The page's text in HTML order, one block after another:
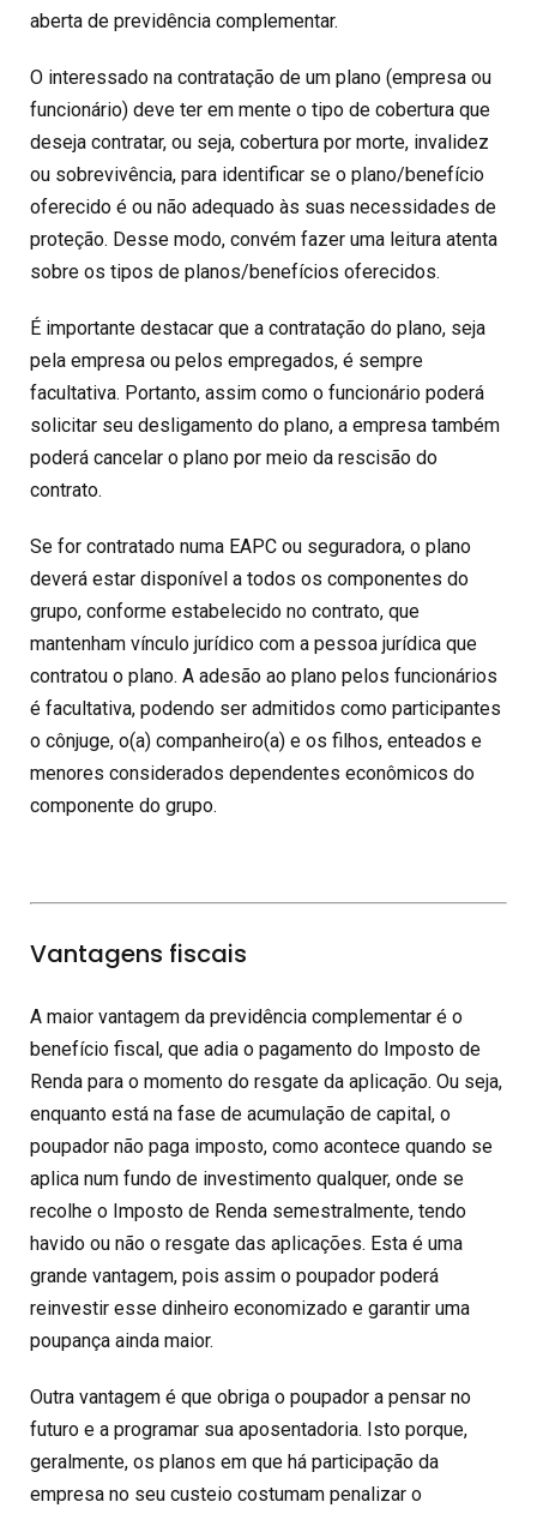
aberta de previdência complementar.
O interessado na contratação de um plano (empresa ou
funcionário) deve ter em mente o tipo de cobertura que
deseja contratar, ou seja, cobertura por morte, invalidez
ou sobrevivência, para identificar se o plano/benefício
oferecido é ou não adequado às suas necessidades de
proteção. Desse modo, convém fazer uma leitura atenta
sobre os tipos de planos/benefícios oferecidos.
É importante destacar que a contratação do plano, seja
pela empresa ou pelos empregados, é sempre
facultativa. Portanto, assim como o funcionário poderá
solicitar seu desligamento do plano, a empresa também
poderá cancelar o plano por meio da rescisão do
contrato.
Se for contratado numa EAPC ou seguradora, o plano
deverá estar disponível a todos os componentes do
grupo, conforme estabelecido no contrato, que
mantenham vínculo jurídico com a pessoa jurídica que
contratou o plano. A adesão ao plano pelos funcionários
é facultativa, podendo ser admitidos como participantes
o cônjuge, o(a) companheiro(a) e os filhos, enteados e
menores considerados dependentes econômicos do
componente do grupo.
Vantagens fiscais
A maior vantagem da previdência complementar é o
benefício fiscal, que adia o pagamento do Imposto de
Renda para o momento do resgate da aplicação. Ou seja,
enquanto está na fase de acumulação de capital, o
poupador não paga imposto, como acontece quando se
aplica num fundo de investimento qualquer, onde se
recolhe o Imposto de Renda semestralmente, tendo
havido ou não o resgate das aplicações. Esta é uma
grande vantagem, pois assim o poupador poderá
reinvestir esse dinheiro economizado e garantir uma
poupança ainda maior.
Outra vantagem é que obriga o poupador a pensar no
futuro e a programar sua aposentadoria. Isto porque,
geralmente, os planos em que há participação da
empresa no seu custeio costumam penalizar o